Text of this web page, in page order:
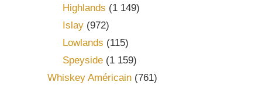
Highlands (1 149)
Islay(972)
Lowlands (115)
Speyside(1 159)
Whiskey Américain (761)